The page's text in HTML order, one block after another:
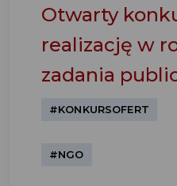
Otwarty
realizację w
zadania
#KONKURSOFERT
#NGO